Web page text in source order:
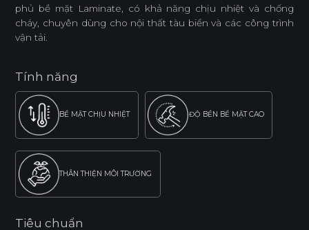
phủ bề mặt Laminate, có khả năng chịu nhiệt và chống
cháy, chuyên dùng cho nội thất tàu biển và các công trình
vận tải.
Tính năng
BỀ MẶT CHỊU NHIỆT ĐỘ BỀN BỀ MẶT CAO
THÂN THIỆN MÔI TRƯỜNG
Tiêu chuẩn